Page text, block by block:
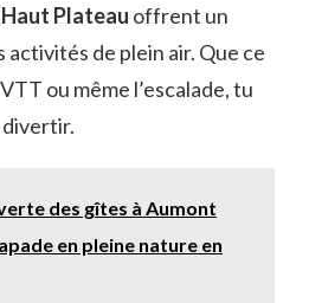
Plateau offrent un
activités de plein air. Que ce
ou même l’escalade, tu
des gîtes à Aumont
en pleine nature en